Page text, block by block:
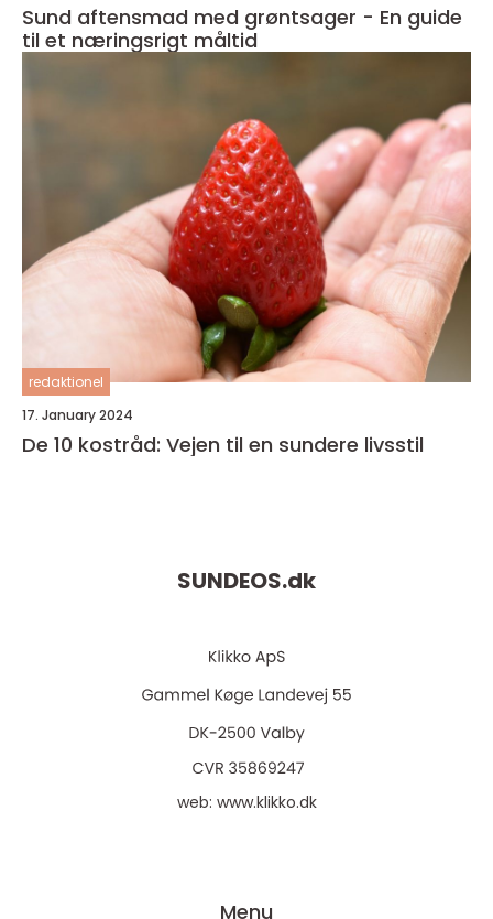
Sund aftensmad med grøntsager - En guide
til et næringsrigt måltid
redaktionel
17. January 2024
De 10 kostråd: Vejen til en sundere livsstil
SUNDEOS.dk
web: www.klikko.dk
Menu